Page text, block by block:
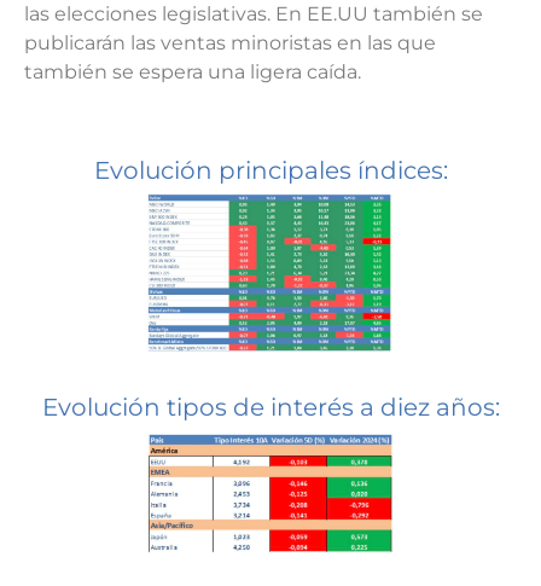
las elecciones legislativas. En EE.UU también se
publicarán las ventas minoristas en las que
también se espera una ligera caída.
Evolución principales índices:
Evolución tipos de interés a diez años: